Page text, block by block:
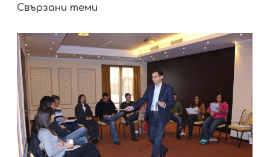
Свързани теми